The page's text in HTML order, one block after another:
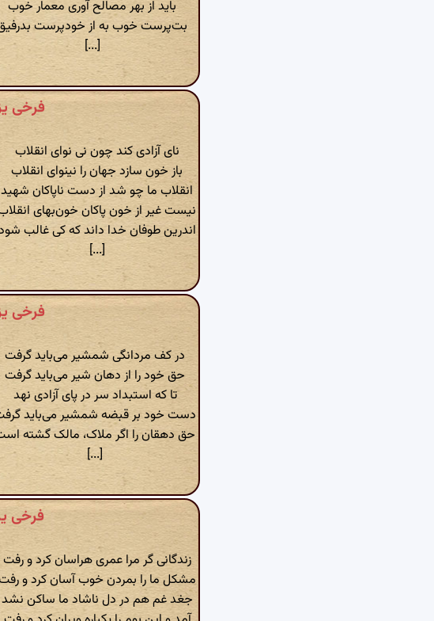
باید از بهر مصالح آوری معمار خوب
بت‌پرست خوب به از خودپرست
[...]
فرخی
نای آزادی کند چون نی نوای انقلاب
باز خون سازد جهان را نینوای انقلاب
انقلاب ما چو شد از دست ناپاکان شهید
نیست غیر از خون پاکان خون‌بهای
اندرین طوفان خدا داند که کی غالب
[...]
فرخی
در کف مردانگی شمشیر می‌باید گرفت
حق خود را از دهان شیر می‌باید گرفت
تا که استبداد سر در پای آزادی نهد
دست خود بر قبضه شمشیر می‌باید
حق دهقان را اگر ملاک، مالک گشته
[...]
فرخی
زندگانی گر مرا عمری هراسان کرد و رفت
مشکل ما را بمردن خوب آسان کرد و
جغد غم هم در دل ناشاد ما ساکن نشد